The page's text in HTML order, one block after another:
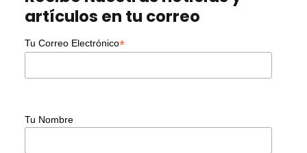
artículos en tu correo
Tu Correo Electrónico*
Tu Nombre